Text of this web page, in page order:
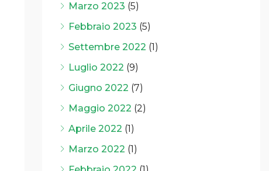
Marzo 2023 (5)
Febbraio 2023 (5)
Settembre 2022 (1)
Luglio 2022 (9)
Giugno 2022 (7)
Maggio 2022 (2)
Aprile 2022 (1)
Marzo 2022 (1)